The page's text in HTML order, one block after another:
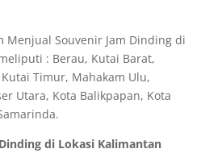
Menjual Souvenir Jam Dinding di
: Berau, Kutai Barat,
Timur, Mahakam Ulu,
Utara, Kota Balikpapan, Kota
di Lokasi Kalimantan